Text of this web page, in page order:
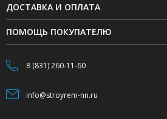
ДОСТАВКА И ОПЛАТА
ПОМОЩЬ ПОКУПАТЕЛЮ
8 (831) 260-11-60
info@stroyrem-nn.ru